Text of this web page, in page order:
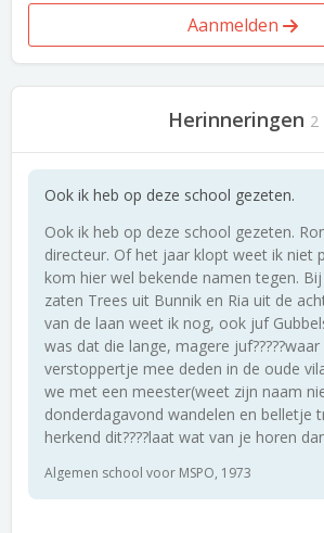
Aanmelden
Herinneringen 2
Ook ik heb op deze school gezeten.
Ook ik heb op deze school gezeten.
directeur. Of het jaar klopt weet ik niet
kom hier wel bekende namen tegen.
zaten Trees uit Bunnik en Ria uit de
van de laan weet ik nog, ook juf
was dat die lange, magere juf?????waar
verstoppertje mee deden in de oude
we met een meester(weet zijn naam
donderdagavond wandelen en belletje
herkend dit????laat wat van je horen
Algemen school voor MSPO, 1973